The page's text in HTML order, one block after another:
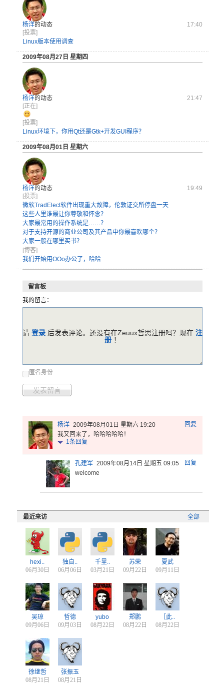
杨洋的动态
17:40
[投票]
Linux版本使用调查
2009年08月27日 星期四
杨洋的动态
21:47
[正在]
[投票]
Linux环境下，你用Qt还是Gtk+开发GUI程序？
2009年08月01日 星期六
杨洋的动态
19:49
[投票]
微软TradElect软件出现重大故障，伦敦证交所停盘一天
这些人里谁最让你尊敬和怀念？
大家最常用的操作系统是……？
对于支持开源的商业公司及其产品中你最喜欢哪个？
大家一般在哪里买书？
[博客]
我们开始用OOo办公了，哈哈
留言板
我的留言：
匿名身份
发表留言
请 登录 后发表评论。还没有在Zeuux哲思注册吗？现在 注
册 ！
回复
杨洋 2009年08月01日 星期六 19:20
我又回来了，哈哈哈哈哈！
1 条回复
回复
孔建军 2009年08月14日 星期五 09:05
welcome
全部
最近来访
hexi..
06月30日
独自..
06月06日
千里..
03月21日
苏荣
09月22日
夏武
09月11日
吴琼
09月06日
哲德
09月03日
yubo
08月22日
郑鹏
08月22日
［此..
08月22日
徐继哲
08月21日
张振玉
08月21日